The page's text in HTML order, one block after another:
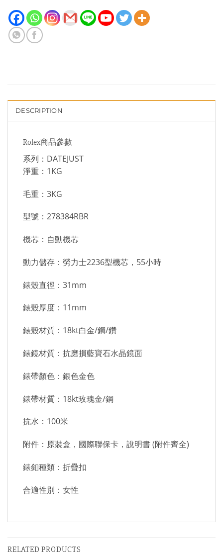
DESCRIPTION
Rolex商品參數
系列：DATEJUST
淨重：1KG
毛重：3KG
型號：278384RBR
機芯：自動機芯
動力儲存：勞力士2236型機芯，55小時
錶殼直徑：31mm
錶殼厚度：11mm
錶殼材質：18kt白金/鋼/鑽
錶鏡材質：抗磨損藍寶石水晶鏡面
錶帶顏色：銀色金色
錶帶材質：18kt玫瑰金/鋼
抗水：100米
附件：原裝盒，國際聯保卡，說明書 (附件齊全)
錶釦種類：折疊扣
合適性別：女性
RELATED PRODUCTS